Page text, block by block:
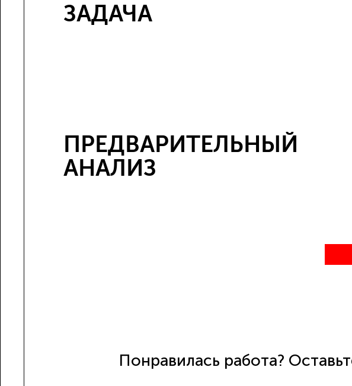
ЗАДАЧА
ПРЕДВАРИТЕЛЬНЫЙ
АНАЛИЗ
Понравилась работа?